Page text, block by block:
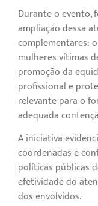
Durante o evento,
ampliação dessa
complementares:
mulheres vítimas
promoção da
profissional e
relevante para o
adequada
A iniciativa
coordenadas e
políticas públicas
efetividade do
dos envolvidos.